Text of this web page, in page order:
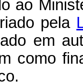
ao
pela
em
como